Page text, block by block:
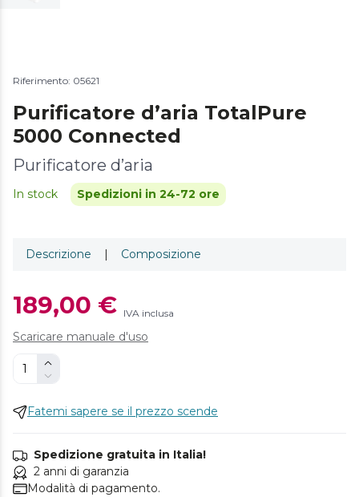
Riferimento: 05621
Purificatore d’aria TotalPure
5000 Connected
Purificatore d’aria
In stock Spedizioni in 24-72 ore
Descrizione | Composizione
189,00 € IVA inclusa
Scaricare manuale d'uso
Fatemi sapere se il prezzo scende
Spedizione gratuita in Italia!
2 anni di garanzia
Modalità di pagamento.